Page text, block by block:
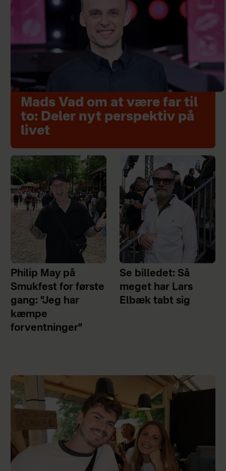
Mads Vad om at være far til
to: Deler nyt perspektiv på
livet
Philip May på
Smukfest for første
gang: "Jeg har
kæmpe
forventninger"
Se billedet: Så
meget har Lars
Elbæk tabt sig